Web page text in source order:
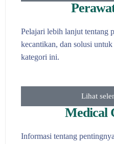
Pelajari lebih lanjut tentang
kecantikan, dan solusi
kategori ini.
Lihat
Medical
Informasi tentang